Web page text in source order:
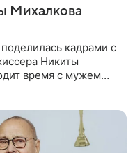
Михалкова
кадрами с
Никиты
время с мужем